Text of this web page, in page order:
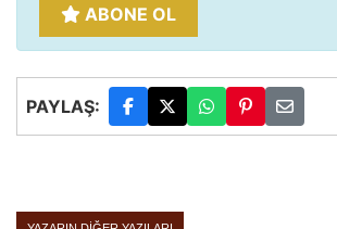
ABONE OL
PAYLAŞ: